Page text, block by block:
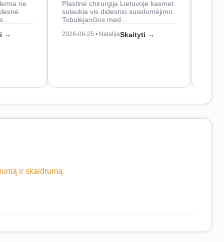
ne
→
Plastinė chirurgija Lietuvoje kasmet
sulaukia vis didesnio susidomėjimo.
Tobulėjančios med…
2026-06-25 • NatalijaSkaityti →
ir skaidrumą.